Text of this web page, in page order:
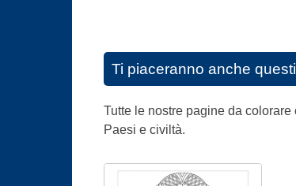
Ti piaceranno anche questi
Tutte le nostre pagine da
Paesi e civiltà.